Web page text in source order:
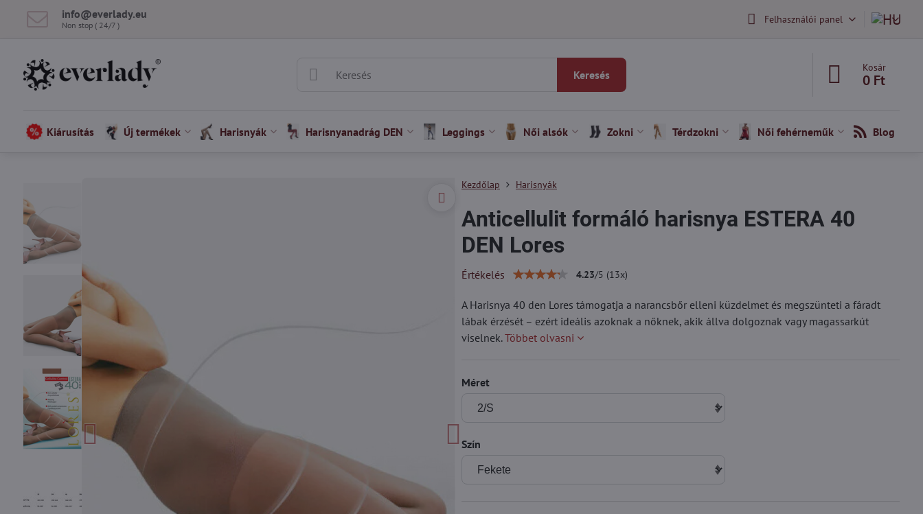
info​@everlady​.eu
Non stop ( 24/7 ) Felhasználói panel
Keresés
Kosár
0 Ft
Kiárusítás Új termékek Harisnyák Harisnyanadrág DEN Leggings Női alsók Zokni Térdzokni Női fehérneműk Blog
Kezdőlap Harisnyák
Anticellulit formáló harisnya ESTERA 40
DEN Lores
Értékelés 4.23/5 (13x)
A Harisnya 40 den Lores támogatja a narancsbőr elleni küzdelmet és megszünteti a fáradt
lábak érzését – ezért ideális azoknak a nőknek, akik állva dolgoznak vagy magassarkút
viselnek.Többet olvasni
Méret
Szín